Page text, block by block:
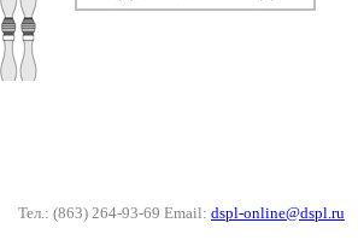
Тел.: (863) 264-93-69 Email: dspl-online@dspl.ru